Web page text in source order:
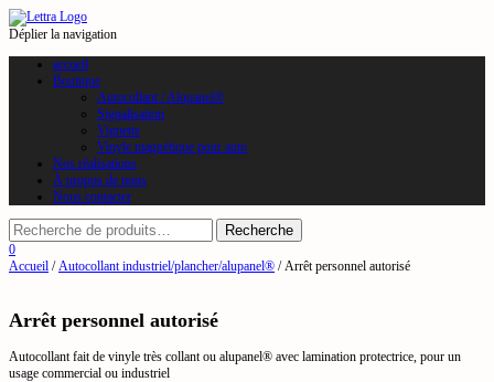
Déplier la navigation
accueil
Boutique
Autocollant / Alupanel®
Signalisation
Vignette
Vinyle magnétique pour auto
Nos réalisations
À propos de nous
Nous contacter
0
Accueil /Autocollant industriel/plancher/alupanel® / Arrêt personnel autorisé
Arrêt personnel autorisé
Autocollant fait de vinyle très collant ou alupanel® avec lamination protectrice, pour un
usage commercial ou industriel